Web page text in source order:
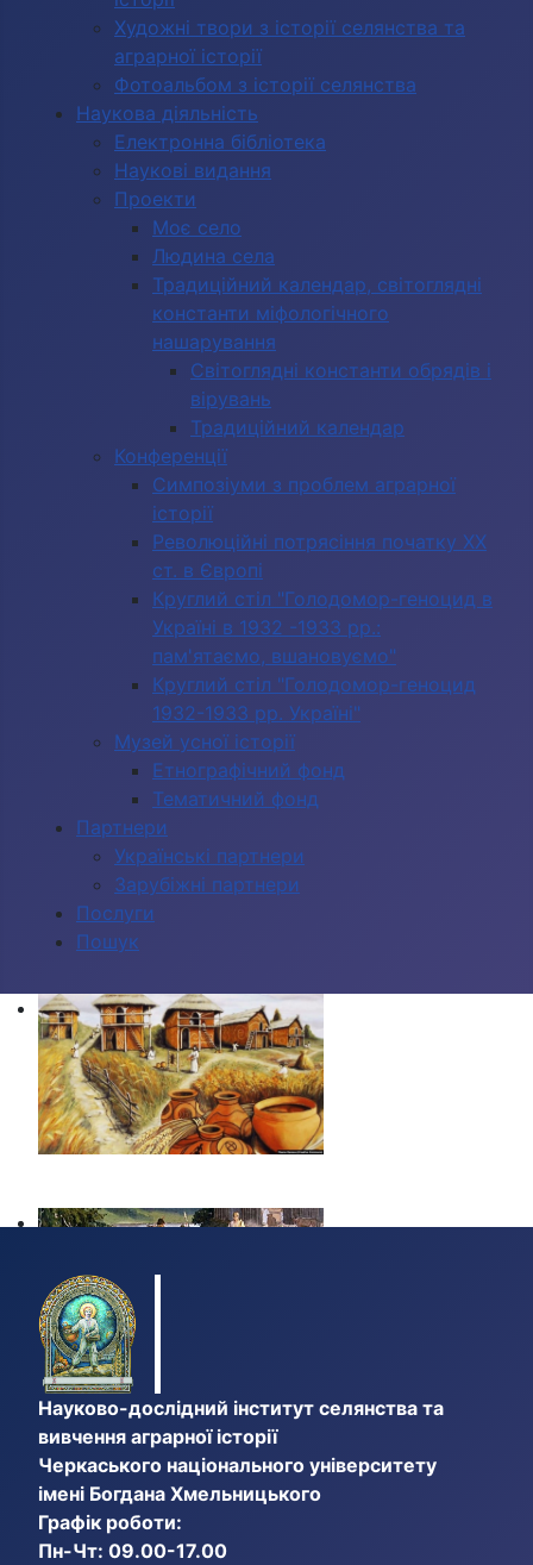
Художні твори з історії селянства та
аграрної історії
Фотоальбом з історії селянства
Наукова діяльність
Електронна бібліотека
Наукові видання
Проекти
Моє село
Людина села
Традиційний календар, світоглядні
константи міфологічного
нашарування
Світоглядні константи обрядів і
вірувань
Традиційний календар
Конференції
Симпозіуми з проблем аграрної
історії
Революційні потрясіння початку ХХ
ст. в Європі
Круглий стіл "Голодомор-геноцид в
Україні в 1932 -1933 рр.:
пам'ятаємо, вшановуємо"
Круглий стіл "Голодомор-геноцид
1932-1933 рр. Україні"
Музей усної історії
Етнографічний фонд
Тематичний фонд
Партнери
Українські партнери
Зарубіжні партнери
Послуги
Пошук
Науково-дослідний інститут селянства та
вивчення аграрної історії
Черкаського національного університету
імені Богдана Хмельницького
Графік роботи:
Пн-Чт: 09.00-17.00